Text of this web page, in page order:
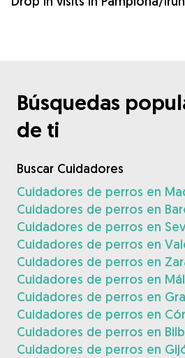
Búsquedas
de ti
Buscar Cuidadores
Cuidadores de perros en
Cuidadores de perros en
Cuidadores de perros en
Cuidadores de perros en
Cuidadores de perros en
Cuidadores de perros en
Cuidadores de perros en
Cuidadores de perros en
Cuidadores de perros en
Cuidadores de perros en